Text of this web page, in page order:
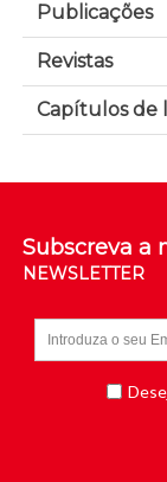
Publicações
Revistas
Capítulos de
Subscreva a
NEWSLETTER